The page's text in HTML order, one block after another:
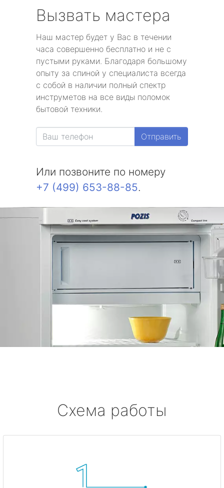
Вызвать мастера
Наш мастер будет у Вас в течении
часа совершенно бесплатно и не с
пустыми руками. Благодаря большому
опыту за спиной у специалиста всегда
с собой в наличии полный спектр
инструметов на все виды поломок
бытовой техники.
Отправить
Или позвоните по номеру
+7 (499) 653-88-85.
Схема работы